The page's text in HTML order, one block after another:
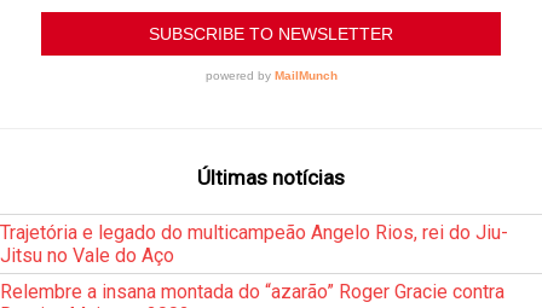
Últimas notícias
Trajetória e legado do multicampeão Angelo Rios, rei do Jiu-
Jitsu no Vale do Aço
Relembre a insana montada do “azarão” Roger Gracie contra